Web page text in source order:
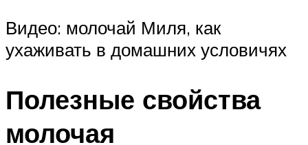
Видео: молочай Миля, как
ухаживать в домашних условичях
Полезные свойства
молочая